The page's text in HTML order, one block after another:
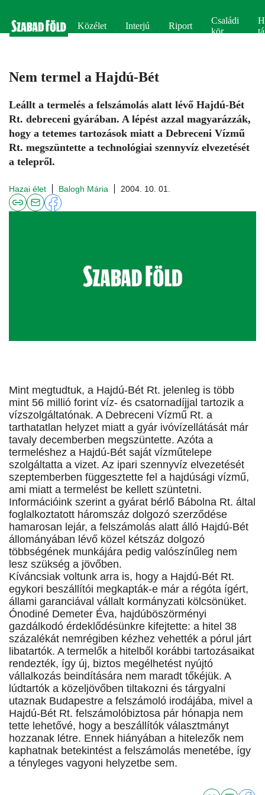
Közélet Interjú Riport
Családi
kör
Nem termel a Hajdú-Bét
Leállt a termelés a felszámolás alatt lévő Hajdú-Bét
Rt. debreceni gyárában. A lépést azzal magyarázzák,
hogy a tetemes tartozások miatt a Debreceni Vízmű
Rt. megszüntette a technológiai szennyvíz elvezetését
a telepről.
Hazai élet Balogh Mária 2004. 10. 01.
Mint megtudtuk, a Hajdú-Bét Rt. jelenleg is több
mint 56 millió forint víz- és csatornadíjjal tartozik a
vízszolgáltatónak. A Debreceni Vízmű Rt. a
tarthatatlan helyzet miatt a gyár ivóvízellátását már
tavaly decemberben megszüntette. Azóta a
termeléshez a Hajdú-Bét saját vízműtelepe
szolgáltatta a vizet. Az ipari szennyvíz elvezetését
szeptemberben függesztette fel a hajdúsági vízmű,
ami miatt a termelést be kellett szüntetni.
Információink szerint a gyárat bérlő Bábolna Rt. által
foglalkoztatott háromszáz dolgozó szerződése
hamarosan lejár, a felszámolás alatt álló Hajdú-Bét
állományában lévő közel kétszáz dolgozó
többségének munkájára pedig valószínűleg nem
lesz szükség a jövőben.
Kíváncsiak voltunk arra is, hogy a Hajdú-Bét Rt.
egykori beszállítói megkapták-e már a régóta ígért,
állami garanciával vállalt kormányzati kölcsönüket.
Ónodiné Demeter Éva, hajdúböszörményi
gazdálkodó érdeklődésünkre kifejtette: a hitel 38
százalékát nemrégiben kézhez vehették a pórul járt
libatartók. A termelők a hitelből korábbi tartozásaikat
rendezték, így új, biztos megélhetést nyújtó
vállalkozás beindítására nem maradt tőkéjük. A
lúdtartók a közeljövőben tiltakozni és tárgyalni
utaznak Budapestre a felszámoló irodájába, mivel a
Hajdú-Bét Rt. felszámolóbiztosa pár hónapja nem
tette lehetővé, hogy a beszállítók választmányt
hozzanak létre. Ennek hiányában a hitelezők nem
kaphatnak betekintést a felszámolás menetébe, így
a tényleges vagyoni helyzetbe sem.